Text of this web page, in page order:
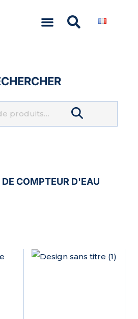
Recherche
COMPTEUR D'EAU